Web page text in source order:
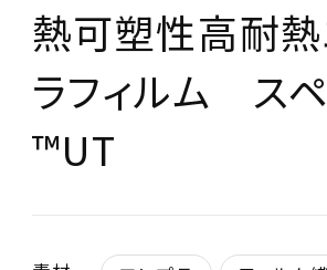
熱可塑性高耐
ラフィルム ス
™UT